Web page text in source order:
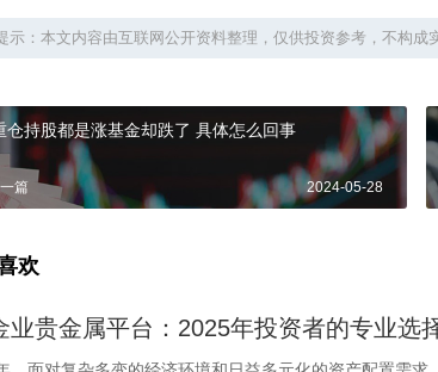
示：本文内容由互联网公开资料整理，仅供投资参考，不构成
基金重仓持股都是涨基金却跌了 具体怎么回事
篇 2024-05-28
欢
业贵金属平台：2025年投资者的专业选